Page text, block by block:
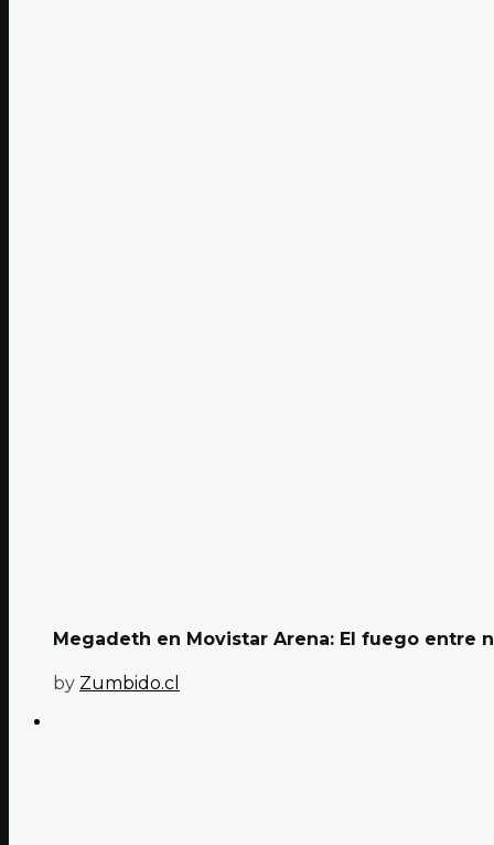
Megadeth en Movistar Arena: El fuego entre
by Zumbido.cl